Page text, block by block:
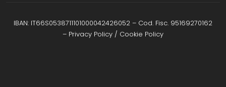
IBAN: IT66S0538711101000042426052 – Cod. Fisc. 95169270162
– Privacy Policy / Cookie Policy